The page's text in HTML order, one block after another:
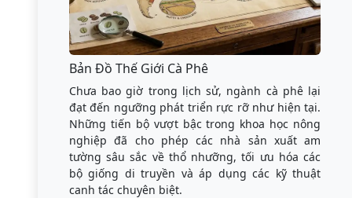
Bản Đồ Thế Giới Cà Phê
Chưa bao giờ trong lịch sử, ngành cà phê lại
đạt đến ngưỡng phát triển rực rỡ như hiện tại.
Những tiến bộ vượt bậc trong khoa học nông
nghiệp đã cho phép các nhà sản xuất am
tường sâu sắc về thổ nhưỡng, tối ưu hóa các
bộ giống di truyền và áp dụng các kỹ thuật
canh tác chuyên biệt.